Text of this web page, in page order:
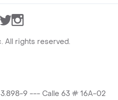
TwitterInstagram
All rights reserved.
9 --- Calle 63 # 16A-02